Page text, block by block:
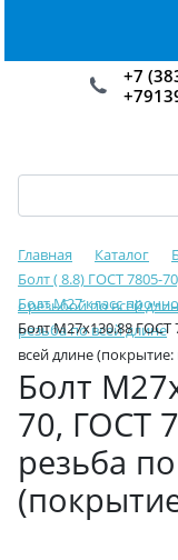
+7
Главная Каталог
Болт ( 8.8) ГОСТ 7805-
с резьбой по всей
Болт М27 класс
резьба по всей длине
Болт М27х130.88 ГОСТ
всей длине
Болт
70, ГОСТ
резьба